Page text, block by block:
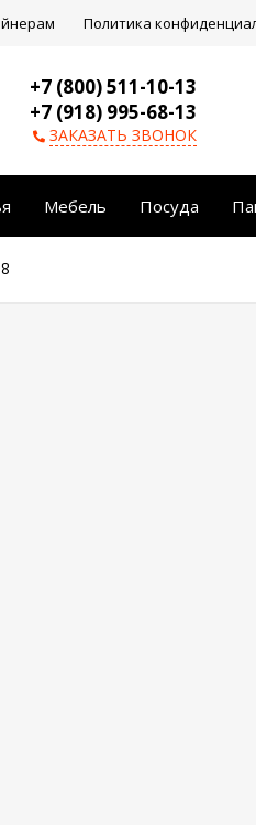
Политика
+7 (800) 511-10-13
+7 (918) 995-68-13
ЗАКАЗАТЬ ЗВОНОК
Мебель Посуда